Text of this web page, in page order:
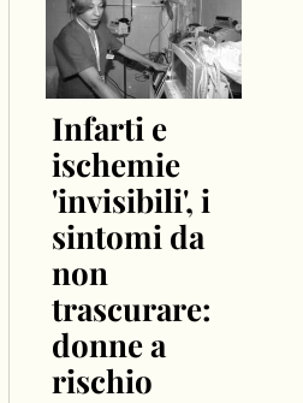
Infarti e
ischemie
'invisibili', i
sintomi da
non
trascurare:
donne a
rischio